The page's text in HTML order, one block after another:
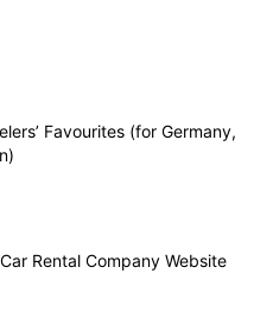
Favourites (for Germany,
Rental Company Website